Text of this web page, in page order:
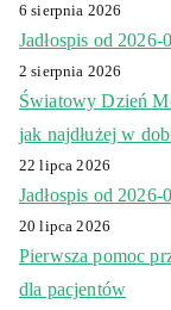
6 sierpnia 2026
Jadłospis od
2 sierpnia 2026
Światowy Dzień
jak najdłużej w
22 lipca 2026
Jadłospis od
20 lipca 2026
Pierwsza pomoc
dla pacjentów